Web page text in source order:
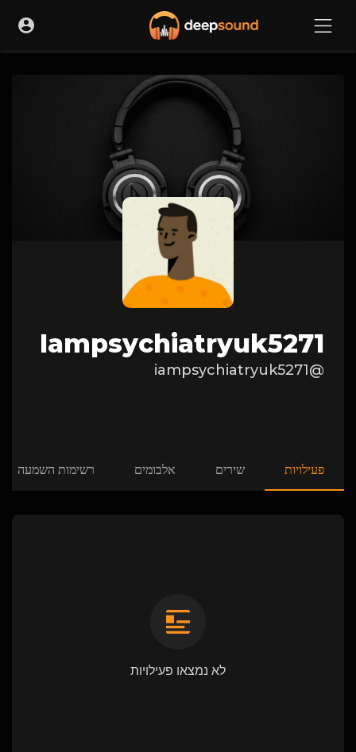
Iampsychiatryuk5271
@iampsychiatryuk5271
פעילויות שירים אלבומים רשימות השמעה
לא נמצאו פעילויות